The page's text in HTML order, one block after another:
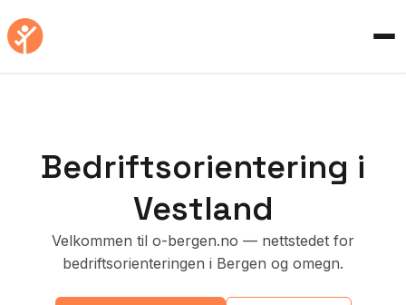
Bedriftsorientering i
Vestland
Velkommen til o-bergen.no — nettstedet for
bedriftsorienteringen i Bergen og omegn.